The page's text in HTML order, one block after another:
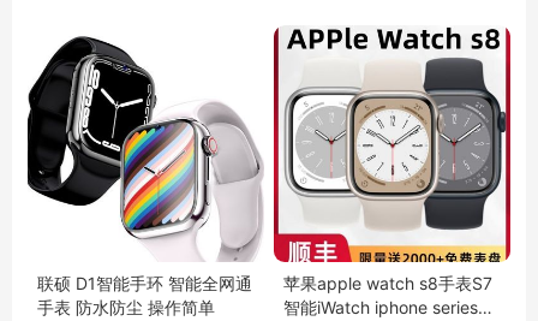
联硕 D1智能手环 智能全网通
手表 防水防尘 操作简单
苹果apple watch s8手表S7
智能iWatch iphone series新